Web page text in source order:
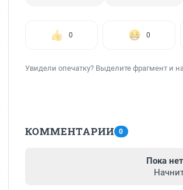
0 0
Увидели опечатку? Выделите фрагмент и
КОММЕНТАРИИ 0
Пока